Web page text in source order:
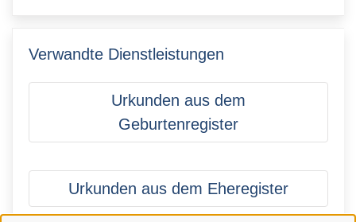
Verwandte Dienstleistungen
Urkunden aus dem
Geburtenregister
Urkunden aus dem Eheregister